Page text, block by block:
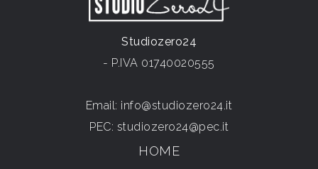
Studiozero24
- P.IVA 01740020555
Email: info@studiozero24.it
PEC: studiozero24@pec.it
HOME